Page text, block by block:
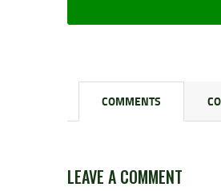
COMMENTS
LEAVE A COMMENT